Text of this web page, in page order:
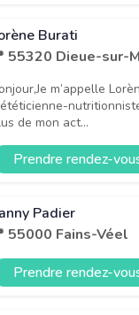
Burati
55320 Dieue-sur-
m’appelle
de mon act...
Prendre rendez-
Padier
55000 Fains-Véel
Prendre rendez-